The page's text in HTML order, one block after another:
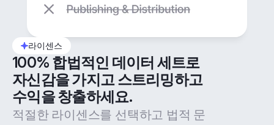
라이센스
100% 합법적인 데이터 세트로
자신감을 가지고 스트리밍하고
수익을 창출하세요.
적절한 라이센스를 선택하고 법적 문